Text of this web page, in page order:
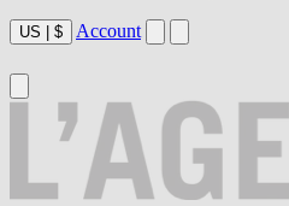
US $ Account